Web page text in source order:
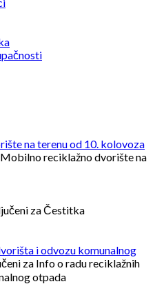
na terenu od 10. kolovoza
reciklažno dvorište na
za Čestitka
i odvozu komunalnog
za Info o radu reciklažnih
otpada